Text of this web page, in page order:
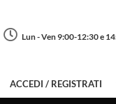
Lun - Ven 9:00-12:30 e
ACCEDI / REGISTRATI